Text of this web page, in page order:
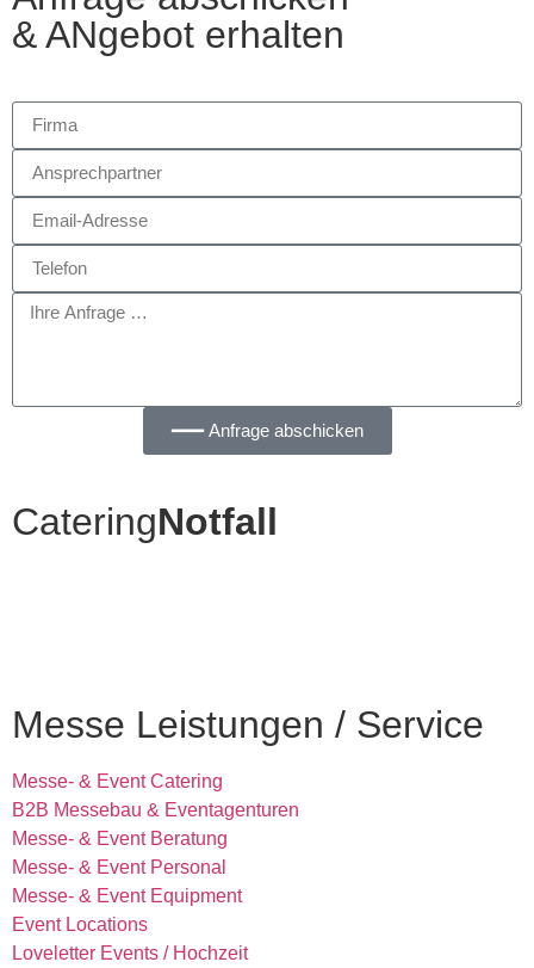
& ANgebot erhalten
━━━ Anfrage abschicken
CateringNotfall
Messe Leistungen / Service
Messe- & Event Catering
B2B Messebau & Eventagenturen
Messe- & Event Beratung
Messe- & Event Personal
Messe- & Event Equipment
Event Locations
Loveletter Events / Hochzeit